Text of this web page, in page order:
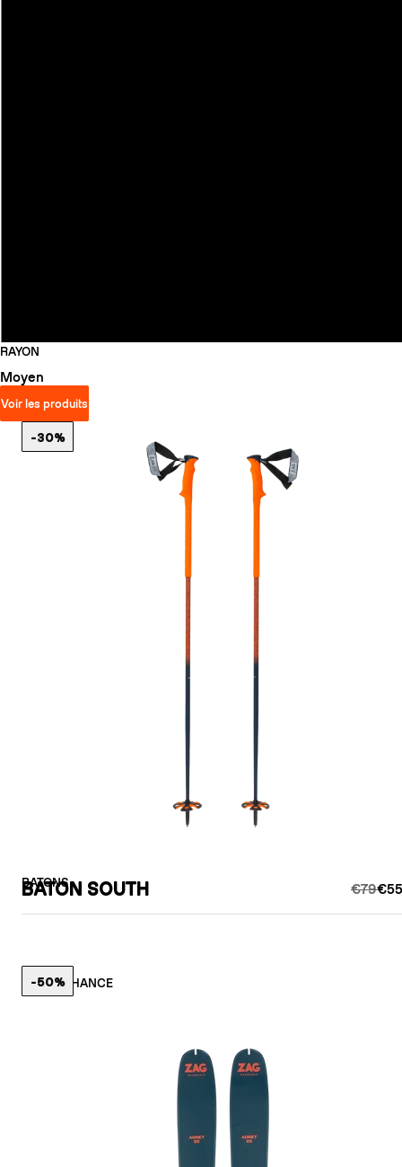
RAYON
Moyen
Voir les produits
BATONS
BATON SOUTH €79
-30%
LAST CHANCE
-50%